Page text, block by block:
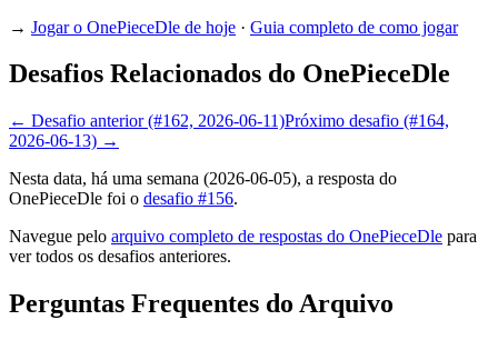
→ Jogar o OnePieceDle de hoje · Guia completo de como jogar
Desafios Relacionados do OnePieceDle
← Desafio anterior (#162, 2026-06-11)Próximo desafio (#164,
2026-06-13) →
Nesta data, há uma semana (2026-06-05), a resposta do
OnePieceDle foi o desafio #156.
Navegue pelo arquivo completo de respostas do OnePieceDle para
ver todos os desafios anteriores.
Perguntas Frequentes do Arquivo